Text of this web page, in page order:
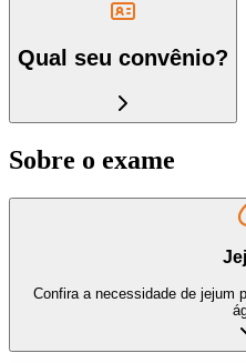
Qual seu convênio?
Sobre o exame
Confira a necessidade de jejum